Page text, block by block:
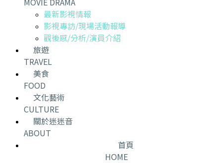
最新影視情報
影視專訪/現場活動報導
觀後感/分析/演員介紹
旅遊
TRAVEL
美食
FOOD
文化藝術
CULTURE
關於迷迷音
ABOUT
首頁
HOME